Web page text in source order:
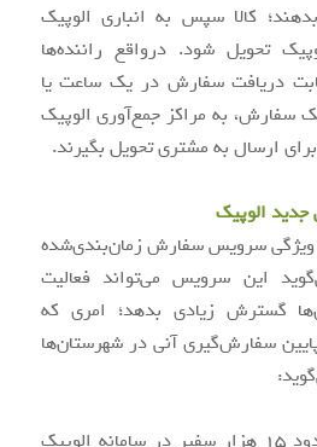
کالا سپس به انباری الوپیک
تحویل شود. درواقع راننده‌ها
دریافت سفارش در یک ساعت یا
سفارش، به مراکز جمع‌آوری الوپیک
ارسال به مشتری تحویل بگیرند.
الوپیک
ویژگی سرویس سفارش زمان‌بندی‌شده
این سرویس می‌تواند فعالیت
گسترش زیادی بدهد؛ امری که
سفارش‌گیری آنی در شهرستان‌ها
به‌طور میانگین روزانه حدود ۱۵ هزار سفیر در سامانه الوپیک